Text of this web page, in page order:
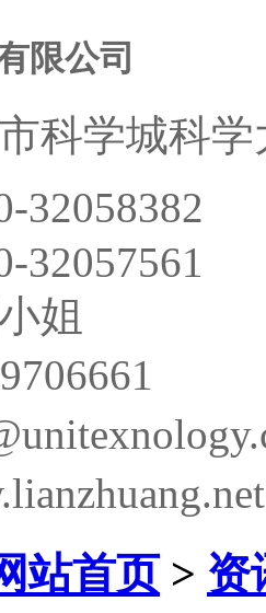
限公司
科学城科
32058382
32057561
姐
站首页> 资